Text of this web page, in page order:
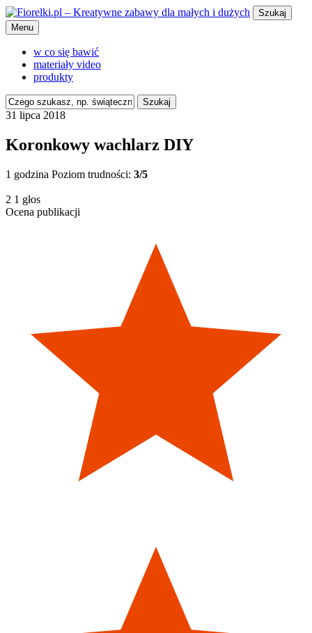
Szukaj
Menu
w co się bawić
materiały video
produkty
Szukaj
31 lipca 2018
Koronkowy wachlarz DIY
1 godzina Poziom trudności: 3/5
2 1 głos
Ocena publikacji